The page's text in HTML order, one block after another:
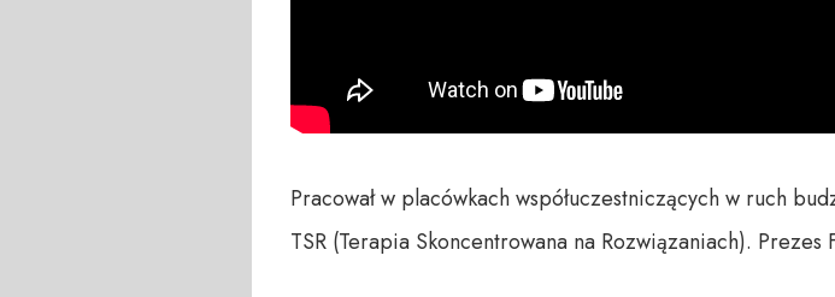
Pracował w placówkach współuczestniczących w ruch
TSR (Terapia Skoncentrowana na Rozwiązaniach). Prezes